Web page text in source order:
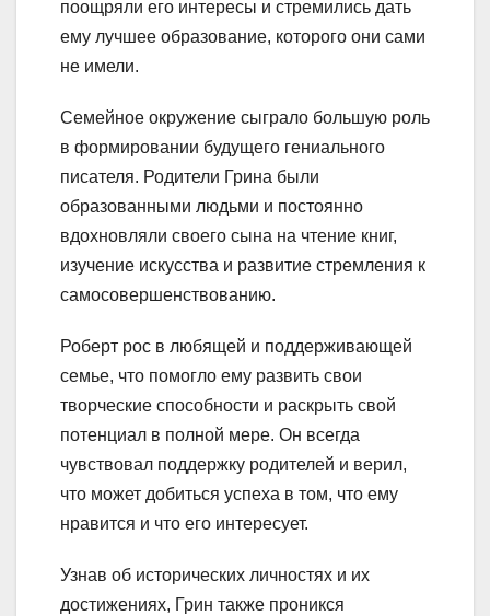
поощряли его интересы и стремились дать
ему лучшее образование, которого они сами
не имели.
Семейное окружение сыграло большую роль
в формировании будущего гениального
писателя. Родители Грина были
образованными людьми и постоянно
вдохновляли своего сына на чтение книг,
изучение искусства и развитие стремления к
самосовершенствованию.
Роберт рос в любящей и поддерживающей
семье, что помогло ему развить свои
творческие способности и раскрыть свой
потенциал в полной мере. Он всегда
чувствовал поддержку родителей и верил,
что может добиться успеха в том, что ему
нравится и что его интересует.
Узнав об исторических личностях и их
достижениях, Грин также проникся